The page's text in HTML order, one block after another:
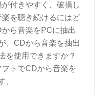
付きやすく、破損し
を聴き続けるにはど
ら音楽をPCに抽出
、CDから音楽を抽出
を使用できますか？
トでCDから音楽を
。